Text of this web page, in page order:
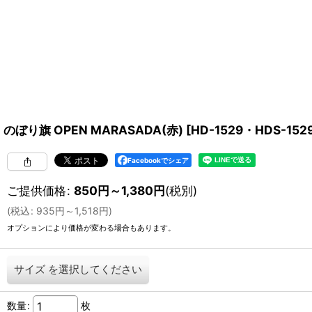
のぼり旗 OPEN MARASADA(赤) [HD-1529・HDS-
Facebookでシェア
ご提供価格: 850円～1,380円(税別)
(税込: 935円 ～1,518円)
オプションにより価格が変わる場合もあります。
サイズ を選択してください
数量: 枚